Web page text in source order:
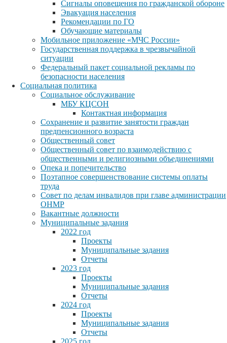
Сигналы оповещения по гражданской обороне
Эвакуация населения
Рекомендации по ГО
Обучающие материалы
Мобильное приложение «МЧС России»
Государственная поддержка в чрезвычайной
ситуации
Федеральный пакет социальной рекламы по
безопасности населения
Социальная политика
Социальное обслуживание
МБУ КЦСОН
Контактная информация
Сохранение и развитие занятости граждан
предпенсионного возраста
Общественный совет
Общественный совет по взаимодействию с
общественными и религиозными объединениями
Опека и попечительство
Поэтапное совершенствование системы оплаты
труда
Совет по делам инвалидов при главе администрации
ОНМР
Вакантные должности
Муниципальные задания
2022 год
Проекты
Муниципальные задания
Отчеты
2023 год
Проекты
Муниципальные задания
Отчеты
2024 год
Проекты
Муниципальные задания
Отчеты
2025 год